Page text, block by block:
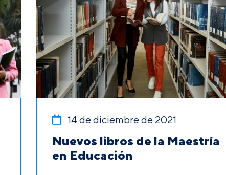
14 de diciembre de 2021
Nuevos libros de la Maestría
en Educación